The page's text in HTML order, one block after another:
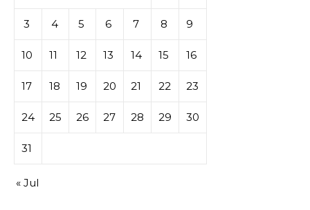
3 4 5 6 7 8 9
10 11 12 13 14 15 16
17 18 19 20 21 22 23
24 25 26 27 28 29 30
31
« Jul